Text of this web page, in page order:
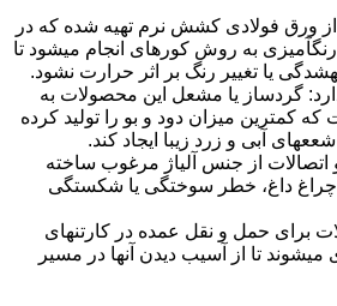
از ورق فولادی کشش نرم تهیه شده که در
به روش کورهای انجام میشود تا
یا تغییر رنگ بر اثر حرارت نشود.
گردساز یا مشعل این محصولات به
کمترین میزان دود و بو را تولید کرده
آبی و زرد زیبا ایجاد کند.
اتصالات از جنس آلیاژ مرغوب ساخته
چراغ داغ، خطر سوختگی یا شکستگی
برای حمل و نقل عمده در کارتنهای
میشوند تا از آسیب دیدن آنها در مسیر